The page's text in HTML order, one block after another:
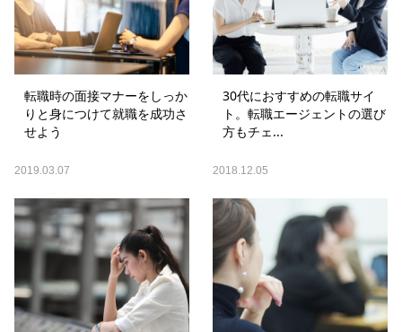
転職時の面接マナーをしっか
りと身につけて就職を成功さ
せよう
2019.03.07
30代におすすめの転職サイ
ト。転職エージェントの選び
方もチェ...
2018.12.05